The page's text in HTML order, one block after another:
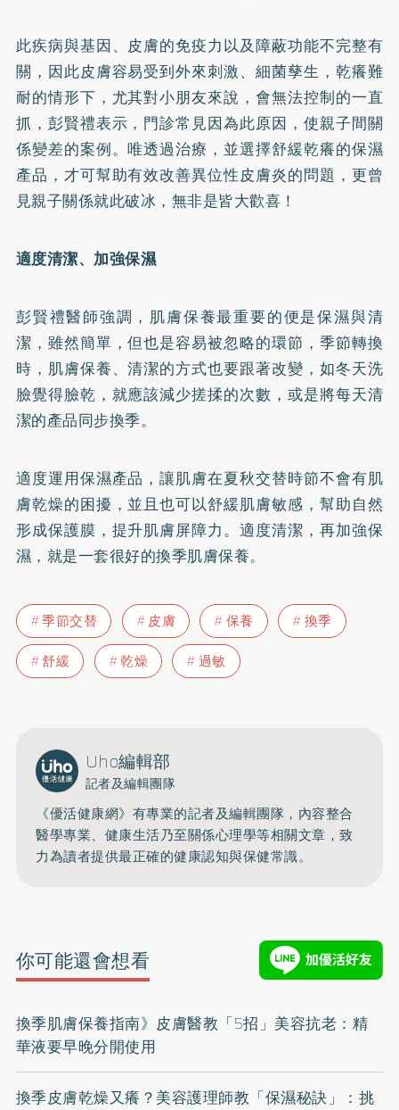
此疾病與基因、皮膚的免疫力以及障蔽功能不完整有
關，因此皮膚容易受到外來刺激、細菌孳生，乾癢難
耐的情形下，尤其對小朋友來說，會無法控制的一直
抓，彭賢禮表示，門診常見因為此原因，使親子間關
係變差的案例。唯透過治療，並選擇舒緩乾癢的保濕
產品，才可幫助有效改善異位性皮膚炎的問題，更曾
見親子關係就此破冰，無非是皆大歡喜！
適度清潔、加強保濕
彭賢禮醫師強調，肌膚保養最重要的便是保濕與清
潔，雖然簡單，但也是容易被忽略的環節，季節轉換
時，肌膚保養、清潔的方式也要跟著改變，如冬天洗
臉覺得臉乾，就應該減少搓揉的次數，或是將每天清
潔的產品同步換季。
適度運用保濕產品，讓肌膚在夏秋交替時節不會有肌
膚乾燥的困擾，並且也可以舒緩肌膚敏感，幫助自然
形成保護膜，提升肌膚屏障力。適度清潔，再加強保
濕，就是一套很好的換季肌膚保養。
季節交替 皮膚 保養
換季
舒緩
乾燥 過敏
Uho編輯部
記者及編輯團隊
《優活健康網》有專業的記者及編輯團隊，內容整合
醫學專業、健康生活乃至關係心理學等相關文章，致
力為讀者提供最正確的健康認知與保健常識。
你可能還會想看
換季肌膚保養指南》皮膚醫教「5招」美容抗老：精
華液要早晚分開使用
換季皮膚乾燥又癢？美容護理師教「保濕秘訣」：挑